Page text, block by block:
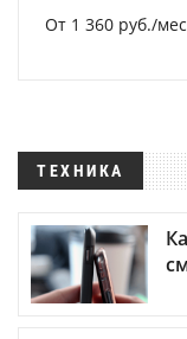
От 1 360 руб./
ТЕХНИКА